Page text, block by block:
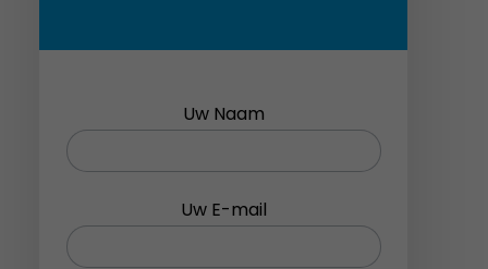
Uw Naam
Uw E-mail